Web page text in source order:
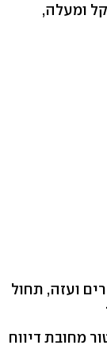
של 50 אלף שקל ומעלה,
ועזה, תחול
מחובת דיווח